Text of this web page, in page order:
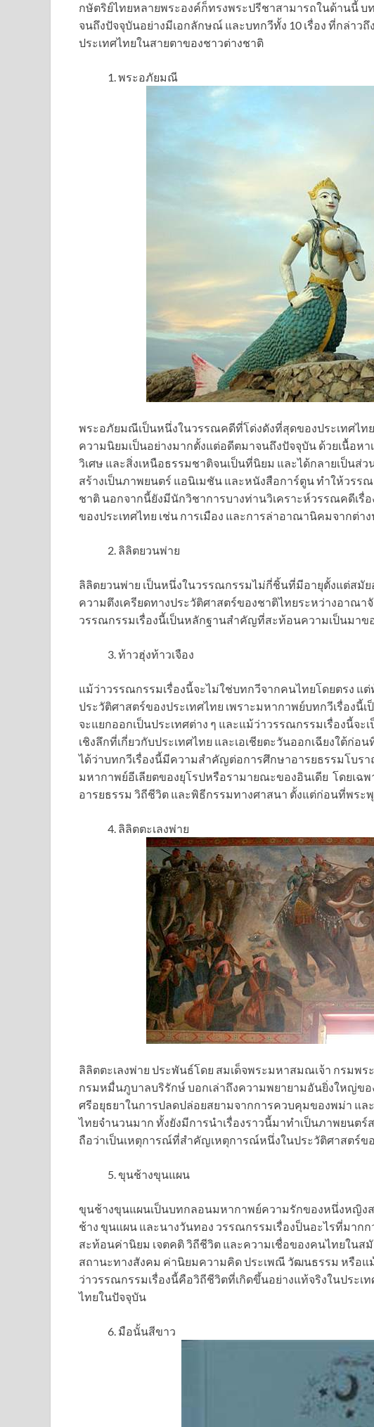
กษัตริย์ไทยหลายพระองค์ก็ทรงพระปรีชาสามารถในด้านนี้
จนถึงปัจจุบันอย่างมีเอกลักษณ์ และบทกวีทั้ง 10 เรื่อง ที่กล่า
ประเทศไทยในสายตาของชาวต่างชาติ
พระอภัยมณี
พระอภัยมณีเป็นหนึ่งในวรรณคดีที่โด่งดังที่สุดของประเทศไท
ความนิยมเป็นอย่างมากตั้งแต่อดีตมาจนถึงปัจจุบัน ด้วยเนื้อห
วิเศษ และสิ่งเหนือธรรมชาติจนเป็นที่นิยม และได้กลายเป็น
สร้างเป็นภาพยนตร์ แอนิเมชัน และหนังสือการ์ตูน ทำให้วรร
ชาติ นอกจากนี้ยังมีนักวิชาการบางท่านวิเคราะห์วรรณคดีเรื่
ของประเทศไทย เช่น การเมือง และการล่าอาณานิคมจากต่าง
ลิลิตยวนพ่าย
ลิลิตยวนพ่าย เป็นหนึ่งในวรรณกรรมไม่กี่ชิ้นที่มีอายุตั้งแต่สมัย
ความตึงเครียดทางประวัติศาสตร์ของชาติไทยระหว่างอาณ
วรรณกรรมเรื่องนี้เป็นหลักฐานสำคัญที่สะท้อนความเป็นมาข
ท้าวฮุ่งท้าวเจือง
แม้ว่าวรรณกรรมเรื่องนี้จะไม่ใช่บทกวีจากคนไทยโดยตรง แ
ประวัติศาสตร์ของประเทศไทย เพราะมหากาพย์บทกวีเรื่อง
จะแยกออกเป็นประเทศต่าง ๆ และแม้ว่าวรรณกรรมเรื่องนี้จ
เชิงลึกที่เกี่ยวกับประเทศไทย และเอเชียตะวันออกเฉียงใต้ก่อ
ได้ว่าบทกวีเรื่องนี้มีความสำคัญต่อการศึกษาอารยธรรมโบร
มหากาพย์อีเลียตของยุโรปหรือรามายณะของอินเดีย โดยเฉ
อารยธรรม วิถีชีวิต และพิธีกรรมทางศาสนา ตั้งแต่ก่อนที่พระ
ลิลิตตะเลงพ่าย
ลิลิตตะเลงพ่าย ประพันธ์โดย สมเด็จพระมหาสมณเจ้า กรมพ
กรมหมื่นภูบาลบริรักษ์ บอกเล่าถึงความพยายามอันยิ่งใหญ่ขอ
ศรีอยุธยาในการปลดปล่อยสยามจากการควบคุมของพม่า แ
ไทยจำนวนมาก ทั้งยังมีการนำเรื่องราวนี้มาทำเป็นภาพยนต
ถือว่าเป็นเหตุการณ์ที่สำคัญเหตุการณ์หนึ่งในประวัติศาสตร์ข
ขุนช้างขุนแผน
ขุนช้างขุนแผนเป็นบทกลอนมหากาพย์ความรักของหนึ่งหญิงส
ช้าง ขุนแผน และนางวันทอง วรรณกรรมเรื่องป็นอะไรที่มากก
สะท้อนค่านิยม เจตคติ วิถีชีวิต และความเชื่อของคนไทยในส
สถานะทางสังคม ค่านิยมความคิด ประเพณี วัฒนธรรม หรือแ
ว่าวรรณกรรมเรื่องนี้คือวิถีชีวิตที่เกิดขึ้นอย่างแท้จริงในประ
ไทยในปัจจุบัน
มือนั้นสีขาว